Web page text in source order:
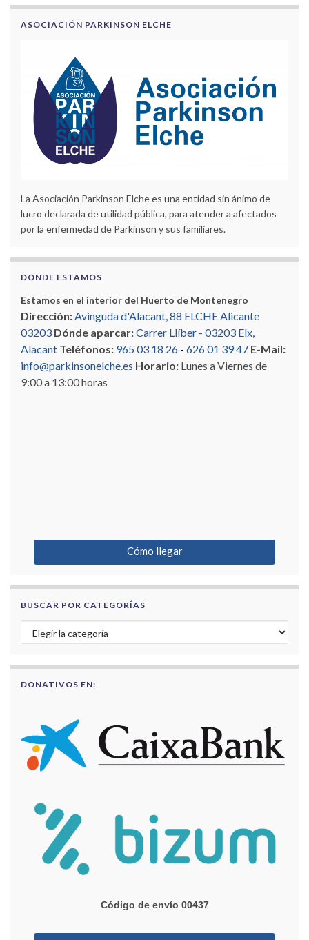
ASOCIACIÓN PARKINSON ELCHE
La Asociación Parkinson Elche es una entidad sin ánimo de
lucro declarada de utilidad pública, para atender a afectados
por la enfermedad de Parkinson y sus familiares.
DONDE ESTAMOS
Estamos en el interior del Huerto de Montenegro
Dirección: Avinguda d'Alacant, 88 ELCHE Alicante
03203 Dónde aparcar:Carrer Llíber - 03203 Elx,
Alacant Teléfonos: 965 03 18 26 - 626 01 39 47 E-Mail:
info@parkinsonelche.es Horario: Lunes a Viernes de
9:00 a 13:00 horas
Cómo llegar
BUSCAR POR CATEGORÍAS
Buscar por categorías
DONATIVOS EN:
Código de envío 00437